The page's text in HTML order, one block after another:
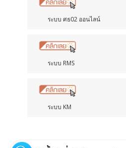
ระบบ ศธ02 ออนไลน์
ระบบ RMS
ระบบ KM